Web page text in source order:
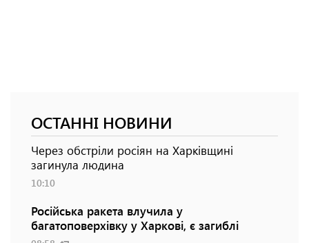
ОСТАННІ НОВИНИ
Через обстріли росіян на Харківщині
загинула людина
10:10
Російська ракета влучила у
багатоповерхівку у Харкові, є загиблі